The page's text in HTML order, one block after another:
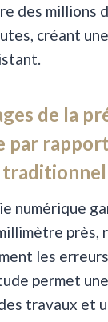
des millions
créant
de la
par
numérique
près,
les
permet
travaux et